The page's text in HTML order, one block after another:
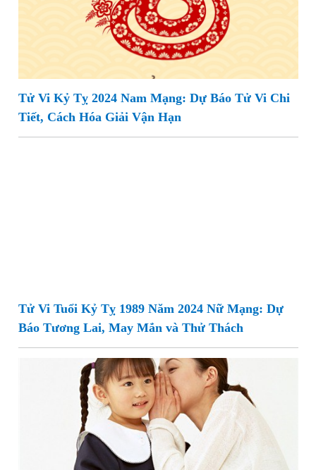
Tử Vi Kỷ Tỵ 2024 Nam Mạng: Dự Báo Tử Vi Chi
Tiết, Cách Hóa Giải Vận Hạn
Tử Vi Tuổi Kỷ Tỵ 1989 Năm 2024 Nữ Mạng: Dự
Báo Tương Lai, May Mắn và Thử Thách